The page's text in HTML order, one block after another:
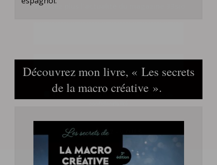
Découvrez mon livre, « Les secrets
de la macro créative ».
Ne ratez plus l'actualité du magazine 33sio